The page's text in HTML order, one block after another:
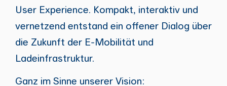
User Experience. Kompakt, interaktiv und
vernetzend entstand ein offener Dialog über
die Zukunft der E-Mobilität und
Ladeinfrastruktur.
Ganz im Sinne unserer Vision: